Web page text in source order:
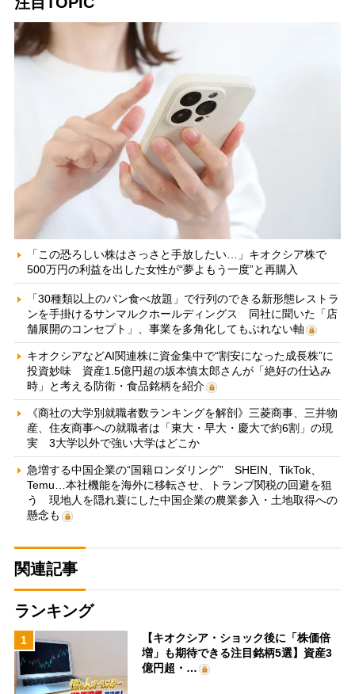
「この恐ろしい株はさっさと手放したい…」キオクシア株で
500万円の利益を出した女性が“夢よもう一度”と再購入
「30種類以上のパン食べ放題」で行列のできる新形態レストラ
ンを手掛けるサンマルクホールディングス 同社に聞いた「店
舗展開のコンセプト」、事業を多角化してもぶれない軸
キオクシアなどAI関連株に資金集中で“割安になった成長株”に
投資妙味 資産1.5億円超の坂本慎太郎さんが「絶好の仕込み
時」と考える防衛・食品銘柄を紹介
《商社の大学別就職者数ランキングを解剖》三菱商事、三井物
産、住友商事への就職者は「東大・早大・慶大で約6割」の現
実 3大学以外で強い大学はどこか
急増する中国企業の“国籍ロンダリング” SHEIN、TikTok、
Temu…本社機能を海外に移転させ、トランプ関税の回避を狙
う 現地人を隠れ蓑にした中国企業の農業参入・土地取得への
懸念も
関連記事
ランキング
1
【キオクシア・ショック後に「株価倍
増」も期待できる注目銘柄5選】資産3
億円超・…